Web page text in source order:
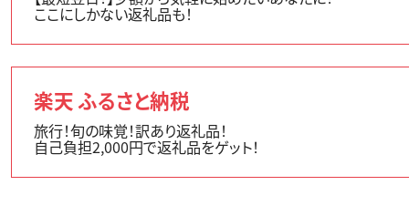
ここにしかない返礼品も！
楽天 ふるさと納税
旅行！旬の味覚！訳あり返礼品！
自己負担2,000円で返礼品をゲット！